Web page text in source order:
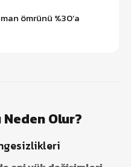
ömrünü %30’a
Olur?